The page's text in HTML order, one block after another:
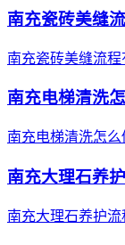
南充瓷砖美缝
南充瓷砖美缝流
南充电梯清洗
南充电梯清洗怎
南充大理石养
南充大理石养护